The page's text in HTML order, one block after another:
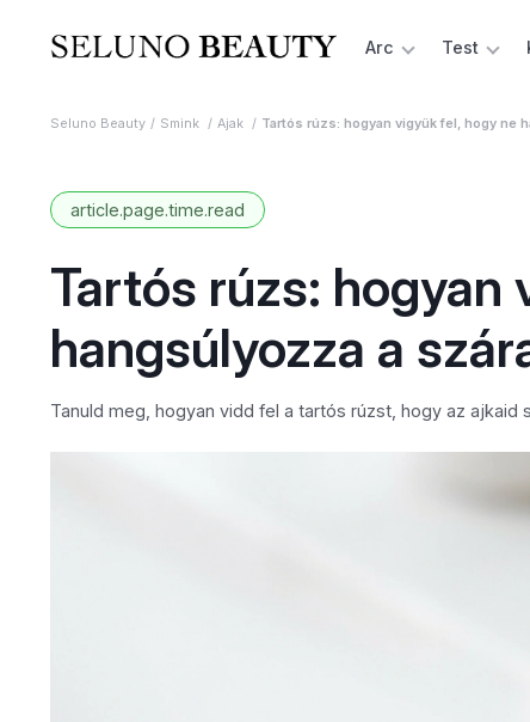
Arc Test
Seluno Beauty Smink Ajak Tartós rúzs: hogyan vigyük fel, hogy ne
article.page.time.read
Tartós rúzs: hogyan
hangsúlyozza a
Tanuld meg, hogyan vidd fel a tartós rúzst, hogy az